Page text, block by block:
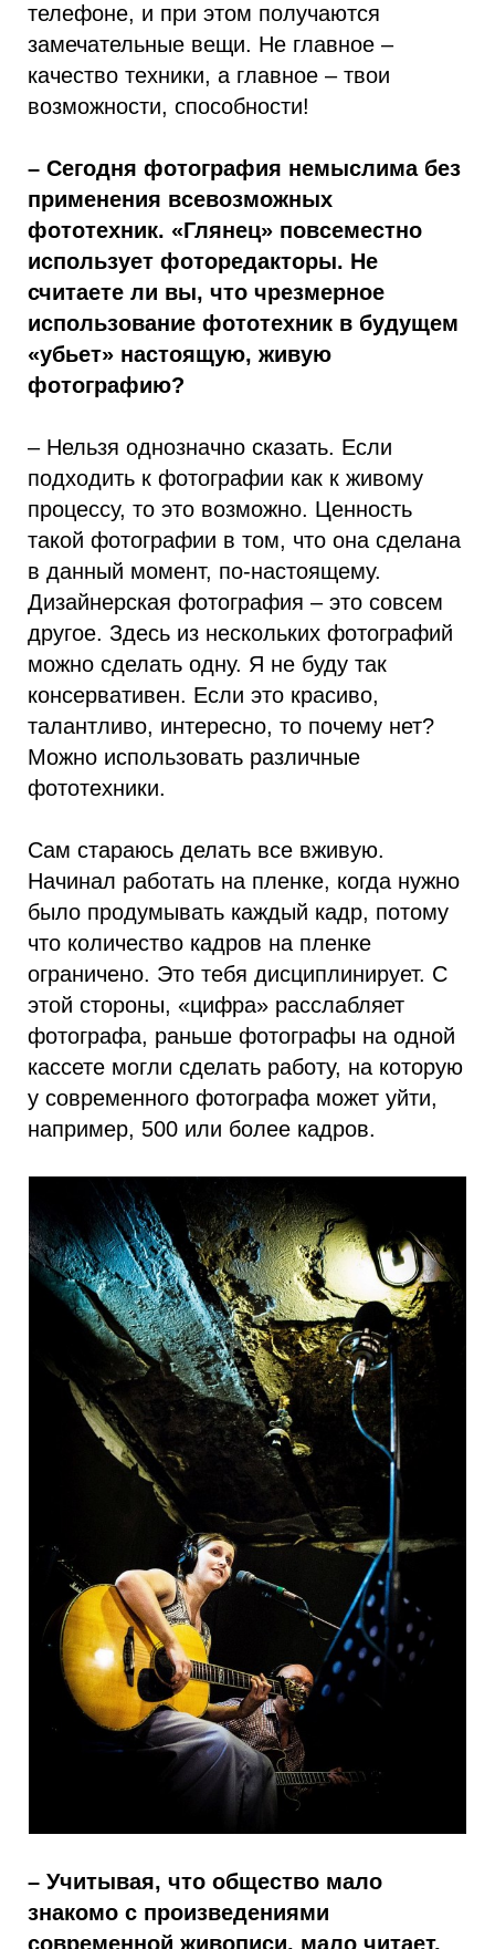
телефоне, и при этом получаются
замечательные вещи. Не главное –
качество техники, а главное – твои
возможности, способности!
– Сегодня фотография немыслима без
применения всевозможных
фототехник. «Глянец» повсеместно
использует фоторедакторы. Не
считаете ли вы, что чрезмерное
использование фототехник в будущем
«убьет» настоящую, живую
фотографию?
– Нельзя однозначно сказать. Если
подходить к фотографии как к живому
процессу, то это возможно. Ценность
такой фотографии в том, что она сделана
в данный момент, по-настоящему.
Дизайнерская фотография – это совсем
другое. Здесь из нескольких фотографий
можно сделать одну. Я не буду так
консервативен. Если это красиво,
талантливо, интересно, то почему нет?
Можно использовать различные
фототехники.
Сам стараюсь делать все вживую.
Начинал работать на пленке, когда нужно
было продумывать каждый кадр, потому
что количество кадров на пленке
ограничено. Это тебя дисциплинирует. С
этой стороны, «цифра» расслабляет
фотографа, раньше фотографы на одной
кассете могли сделать работу, на которую
у современного фотографа может уйти,
например, 500 или более кадров.
– Учитывая, что общество мало
знакомо с произведениями
современной живописи, мало читает,